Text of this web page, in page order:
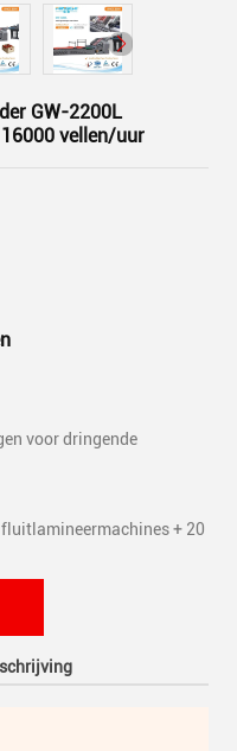
GW-2200L
vellen/uur
voor dringende
fluitlamineermachines + 20